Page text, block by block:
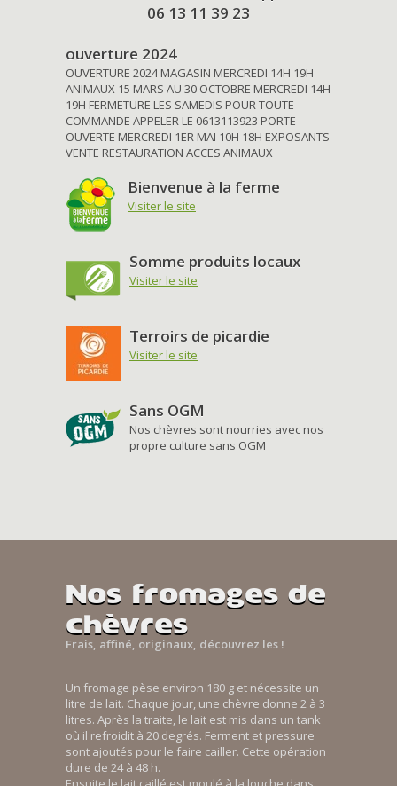
06 13 11 39 23
ouverture 2024
OUVERTURE 2024 MAGASIN MERCREDI 14H 19H
ANIMAUX 15 MARS AU 30 OCTOBRE MERCREDI 14H
19H FERMETURE LES SAMEDIS POUR TOUTE
COMMANDE APPELER LE 0613113923 PORTE
OUVERTE MERCREDI 1ER MAI 10H 18H EXPOSANTS
VENTE RESTAURATION ACCES ANIMAUX
Bienvenue à la ferme
Visiter le site
Somme produits locaux
Visiter le site
Terroirs de picardie
Visiter le site
Sans OGM
Nos chèvres sont nourries avec nos
propre culture sans OGM
Nos fromages de
chèvres
Frais, affiné, originaux, découvrez les !
Un fromage pèse environ 180 g et nécessite un
litre de lait. Chaque jour, une chèvre donne 2 à 3
litres. Après la traite, le lait est mis dans un tank
où il refroidit à 20 degrés. Ferment et pressure
sont ajoutés pour le faire cailler. Cette opération
dure de 24 à 48 h.